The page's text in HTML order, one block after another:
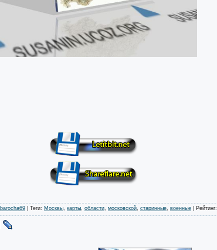
barocha69 Теги: Москвы, карты, области, московской, старинные, военные Рейтинг: